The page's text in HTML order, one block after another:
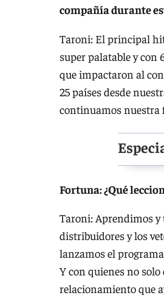
compañía durante
Taroni: El principal
super palatable y con
que impactaron al
25 países desde
continuamos nuestra
Fortuna: ¿Qué
Taroni: Aprendimos y
distribuidores y los
lanzamos el
Y con quienes no
relacionamiento que